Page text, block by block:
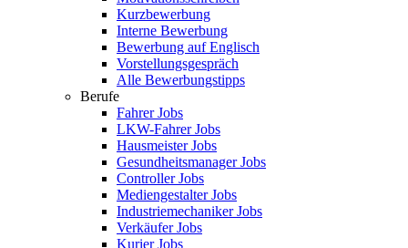
Kurzbewerbung
Interne Bewerbung
Bewerbung auf Englisch
Vorstellungsgespräch
Alle Bewerbungstipps
Berufe
Fahrer Jobs
LKW-Fahrer Jobs
Hausmeister Jobs
Gesundheitsmanager Jobs
Controller Jobs
Mediengestalter Jobs
Industriemechaniker Jobs
Verkäufer Jobs
Kurier Jobs